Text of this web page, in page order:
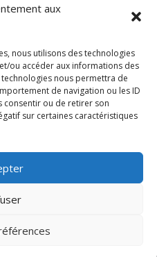
aux
nous utilisons des technologies
ou accéder aux informations des
nous permettra de
de navigation ou les ID
consentir ou de retirer son
sur certaines caractéristiques
n'hésite
envoyer
de
films,
billets
: